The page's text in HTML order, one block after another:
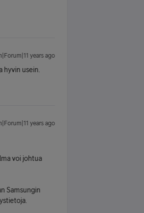
years ago
hyvin usein.
years ago
voi johtua
Samsungin